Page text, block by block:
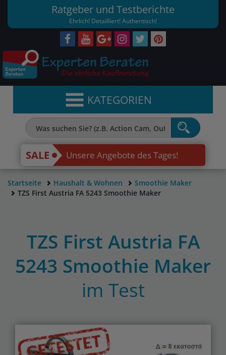
Ratgeber und Testberichte
Ehrlich! Detailliert! Authentisch!
KATEGORIEN
SALE Unsere Angebote des Tages!
Startseite Haushalt & Wohnen
Smoothie Maker
TZS First Austria FA 5243 Smoothie Maker
TZS First Austria FA
5243 Smoothie Maker
im Test